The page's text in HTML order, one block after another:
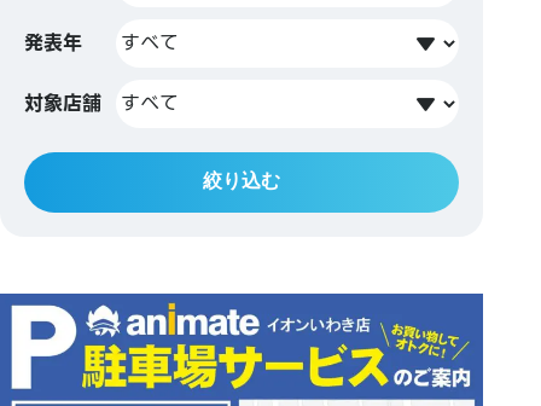
発表年
対象店舗
絞り込む